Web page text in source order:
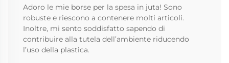
Adoro le mie borse per la spesa in juta! Sono
robuste e riescono a contenere molti articoli.
Inoltre, mi sento soddisfatto sapendo di
contribuire alla tutela dell’ambiente riducendo
l’uso della plastica.